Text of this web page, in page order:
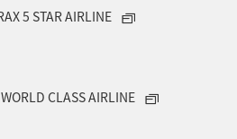
5 STAR AIRLINE
CLASS AIRLINE